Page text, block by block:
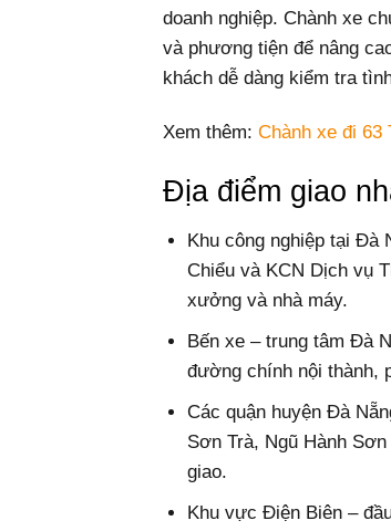
doanh nghiệp. Chành xe
và phương tiện để nâng
khách dễ dàng kiểm tra
Xem thêm: Chành xe đi 63
Địa điểm giao
Khu công nghiệp tại Đà
Chiểu và KCN Dịch vụ
xưởng và nhà máy.
Bến xe – trung tâm Đà
đường chính nội thành,
Các quận huyện Đà
Sơn Trà, Ngũ Hành
giao.
Khu vực Điện Biên –